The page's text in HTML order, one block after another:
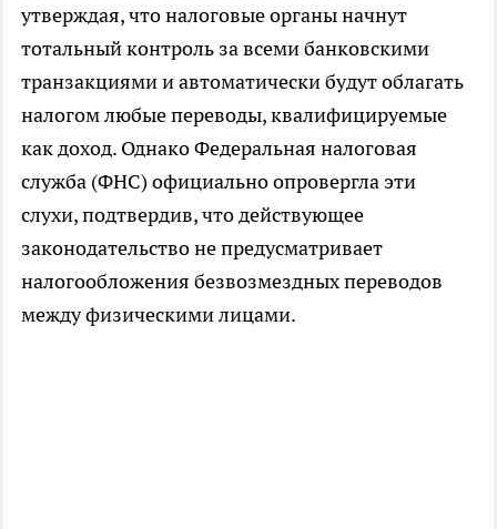
утверждая, что налоговые органы начнут
тотальный контроль за всеми банковскими
транзакциями и автоматически будут облагать
налогом любые переводы, квалифицируемые
как доход. Однако Федеральная налоговая
служба (ФНС) официально опровергла эти
слухи, подтвердив, что действующее
законодательство не предусматривает
налогообложения безвозмездных переводов
между физическими лицами.